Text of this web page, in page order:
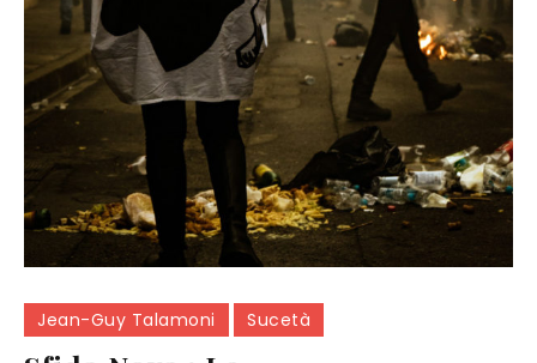
Jean-Guy Talamoni Sucetà